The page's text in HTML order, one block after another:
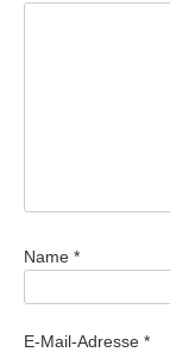
Name *
E-Mail-Adresse *